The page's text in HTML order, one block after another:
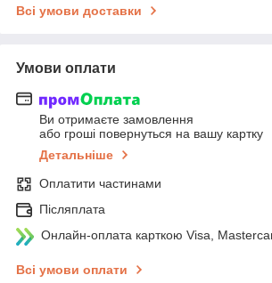
Всі умови доставки
Умови оплати
Ви отримаєте замовлення
або гроші повернуться на вашу картку
Детальніше
Оплатити частинами
Післяплата
Онлайн-оплата карткою Visa,
Всі умови оплати